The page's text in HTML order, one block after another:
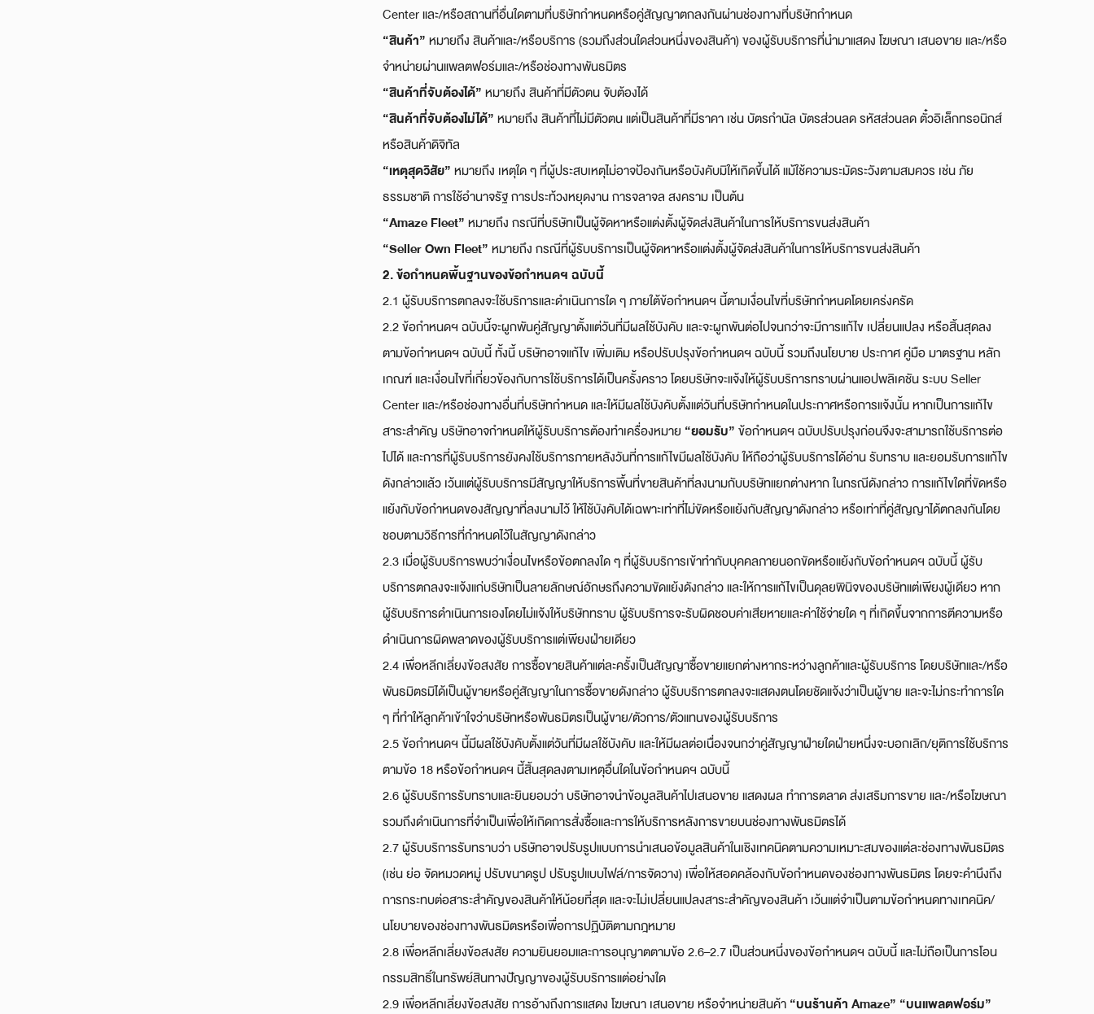
Center และ/หรือสถานที่อื่นใดตามที่บริษัทกำหนดหรือคู่สัญญาตกลงกันผ่านช่องทางที่บริษัทกำหนด
“สินค้า” หมายถึง สินค้าและ/หรือบริการ (รวมถึงส่วนใดส่วนหนึ่งของสินค้า) ของผู้รับบริการที่นำมาแสดง โฆษณา เสนอขาย และ/หรือ
จำหน่ายผ่านแพลตฟอร์มและ/หรือช่องทางพันธมิตร
“สินค้าที่จับต้องได้” หมายถึง สินค้าที่มีตัวตน จับต้องได้
“สินค้าที่จับต้องไม่ได้” หมายถึง สินค้าที่ไม่มีตัวตน แต่เป็นสินค้าที่มีราคา เช่น บัตรกำนัล บัตรส่วนลด รหัสส่วนลด ตั๋วอิเล็กทรอนิกส์
หรือสินค้าดิจิทัล
“เหตุสุดวิสัย” หมายถึง เหตุใด ๆ ที่ผู้ประสบเหตุไม่อาจป้องกันหรือบังคับมิให้เกิดขึ้นได้ แม้ใช้ความระมัดระวังตามสมควร เช่น ภัย
ธรรมชาติ การใช้อำนาจรัฐ การประท้วงหยุดงาน การจลาจล สงคราม เป็นต้น
“Amaze Fleet” หมายถึง กรณีที่บริษัทเป็นผู้จัดหาหรือแต่งตั้งผู้จัดส่งสินค้าในการให้บริการขนส่งสินค้า
“Seller Own Fleet” หมายถึง กรณีที่ผู้รับบริการเป็นผู้จัดหาหรือแต่งตั้งผู้จัดส่งสินค้าในการให้บริการขนส่งสินค้า
2.ข้อกำหนดพื้นฐานของข้อกำหนดฯ ฉบับนี้
2.1 ผู้รับบริการตกลงจะใช้บริการและดำเนินการใด ๆ ภายใต้ข้อกำหนดฯ นี้ตามเงื่อนไขที่บริษัทกำหนดโดยเคร่งครัด
2.2 ข้อกำหนดฯ ฉบับนี้จะผูกพันคู่สัญญาตั้งแต่วันที่มีผลใช้บังคับ และจะผูกพันต่อไปจนกว่าจะมีการแก้ไข เปลี่ยนแปลง หรือสิ้นสุดลง
ตามข้อกำหนดฯ ฉบับนี้ ทั้งนี้ บริษัทอาจแก้ไข เพิ่มเติม หรือปรับปรุงข้อกำหนดฯ ฉบับนี้ รวมถึงนโยบาย ประกาศ คู่มือ มาตรฐาน หลัก
เกณฑ์ และเงื่อนไขที่เกี่ยวข้องกับการใช้บริการได้เป็นครั้งคราว โดยบริษัทจะแจ้งให้ผู้รับบริการทราบผ่านแอปพลิเคชัน ระบบ Seller
Center และ/หรือช่องทางอื่นที่บริษัทกำหนด และให้มีผลใช้บังคับตั้งแต่วันที่บริษัทกำหนดในประกาศหรือการแจ้งนั้น หากเป็นการแก้ไข
สาระสำคัญ บริษัทอาจกำหนดให้ผู้รับบริการต้องทำเครื่องหมาย “ยอมรับ” ข้อกำหนดฯ ฉบับปรับปรุงก่อนจึงจะสามารถใช้บริการต่อ
ไปได้ และการที่ผู้รับบริการยังคงใช้บริการภายหลังวันที่การแก้ไขมีผลใช้บังคับ ให้ถือว่าผู้รับบริการได้อ่าน รับทราบ และยอมรับการแก้ไข
ดังกล่าวแล้ว เว้นแต่ผู้รับบริการมีสัญญาให้บริการพื้นที่ขายสินค้าที่ลงนามกับบริษัทแยกต่างหาก ในกรณีดังกล่าว การแก้ไขใดที่ขัดหรือ
แย้งกับข้อกำหนดของสัญญาที่ลงนามไว้ ให้ใช้บังคับได้เฉพาะเท่าที่ไม่ขัดหรือแย้งกับสัญญาดังกล่าว หรือเท่าที่คู่สัญญาได้ตกลงกันโดย
ชอบตามวิธีการที่กำหนดไว้ในสัญญาดังกล่าว
2.3 เมื่อผู้รับบริการพบว่าเงื่อนไขหรือข้อตกลงใด ๆ ที่ผู้รับบริการเข้าทำกับบุคคลภายนอกขัดหรือแย้งกับข้อกำหนดฯ ฉบับนี้ ผู้รับ
บริการตกลงจะแจ้งแก่บริษัทเป็นลายลักษณ์อักษรถึงความขัดแย้งดังกล่าว และให้การแก้ไขเป็นดุลยพินิจของบริษัทแต่เพียงผู้เดียว หาก
ผู้รับบริการดำเนินการเองโดยไม่แจ้งให้บริษัททราบ ผู้รับบริการจะรับผิดชอบค่าเสียหายและค่าใช้จ่ายใด ๆ ที่เกิดขึ้นจากการตีความหรือ
ดำเนินการผิดพลาดของผู้รับบริการแต่เพียงฝ่ายเดียว
2.4 เพื่อหลีกเลี่ยงข้อสงสัย การซื้อขายสินค้าแต่ละครั้งเป็นสัญญาซื้อขายแยกต่างหากระหว่างลูกค้าและผู้รับบริการ โดยบริษัทและ/หรือ
พันธมิตรมิได้เป็นผู้ขายหรือคู่สัญญาในการซื้อขายดังกล่าว ผู้รับบริการตกลงจะแสดงตนโดยชัดแจ้งว่าเป็นผู้ขาย และจะไม่กระทำการใด
ๆ ที่ทำให้ลูกค้าเข้าใจว่าบริษัทหรือพันธมิตรเป็นผู้ขาย/ตัวการ/ตัวแทนของผู้รับบริการ
2.5 ข้อกำหนดฯ นี้มีผลใช้บังคับตั้งแต่วันที่มีผลใช้บังคับ และให้มีผลต่อเนื่องจนกว่าคู่สัญญาฝ่ายใดฝ่ายหนึ่งจะบอกเลิก/ยุติการใช้บริการ
ตามข้อ 18 หรือข้อกำหนดฯ นี้สิ้นสุดลงตามเหตุอื่นใดในข้อกำหนดฯ ฉบับนี้
2.6 ผู้รับบริการรับทราบและยินยอมว่า บริษัทอาจนำข้อมูลสินค้าไปเสนอขาย แสดงผล ทำการตลาด ส่งเสริมการขาย และ/หรือโฆษณา
รวมถึงดำเนินการที่จำเป็นเพื่อให้เกิดการสั่งซื้อและการให้บริการหลังการขายบนช่องทางพันธมิตรได้
2.7 ผู้รับบริการรับทราบว่า บริษัทอาจปรับรูปแบบการนำเสนอข้อมูลสินค้าในเชิงเทคนิคตามความเหมาะสมของแต่ละช่องทางพันธมิตร
(เช่น ย่อ จัดหมวดหมู่ ปรับขนาดรูป ปรับรูปแบบไฟล์/การจัดวาง) เพื่อให้สอดคล้องกับข้อกำหนดของช่องทางพันธมิตร โดยจะคำนึงถึง
การกระทบต่อสาระสำคัญของสินค้าให้น้อยที่สุด และจะไม่เปลี่ยนแปลงสาระสำคัญของสินค้า เว้นแต่จำเป็นตามข้อกำหนดทางเทคนิค/
นโยบายของช่องทางพันธมิตรหรือเพื่อการปฏิบัติตามกฎหมาย
2.8 เพื่อหลีกเลี่ยงข้อสงสัย ความยินยอมและการอนุญาตตามข้อ 2.6–2.7 เป็นส่วนหนึ่งของข้อกำหนดฯ ฉบับนี้ และไม่ถือเป็นการโอน
กรรมสิทธิ์ในทรัพย์สินทางปัญญาของผู้รับบริการแต่อย่างใด
2.9 เพื่อหลีกเลี่ยงข้อสงสัย การอ้างถึงการแสดง โฆษณา เสนอขาย หรือจำหน่ายสินค้า “บนร้านค้าAmaze” “บนแพลตฟอร์ม”